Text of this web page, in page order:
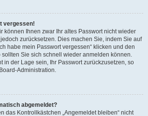
vergessen!
können Ihnen zwar Ihr altes Passwort nicht wieder
zurücksetzen. Dies machen Sie, indem Sie auf
habe mein Passwort vergessen“ klicken und den
Sie sich schnell wieder anmelden können.
in der Lage sein, Ihr Passwort zurückzusetzen, so
Administration.
abgemeldet?
das Kontrollkästchen „Angemeldet bleiben“ nicht